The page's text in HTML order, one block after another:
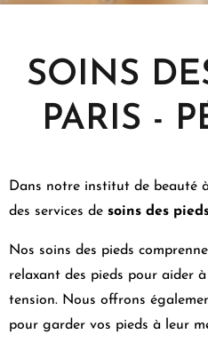
SOINS
PARIS -
Dans notre institut de beauté
des services de soins des
Nos soins des pieds
relaxant des pieds pour aider
tension. Nous offrons
pour garder vos pieds à leur